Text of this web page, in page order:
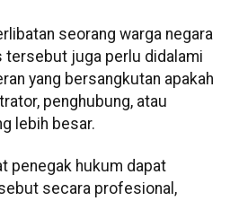
seorang warga negara
tersebut juga perlu didalami
yang bersangkutan apakah
penghubung, atau
lebih besar.
penegak hukum dapat
secara profesional,